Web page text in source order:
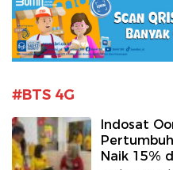
#BTS 4G
Indosat
Naik 15%